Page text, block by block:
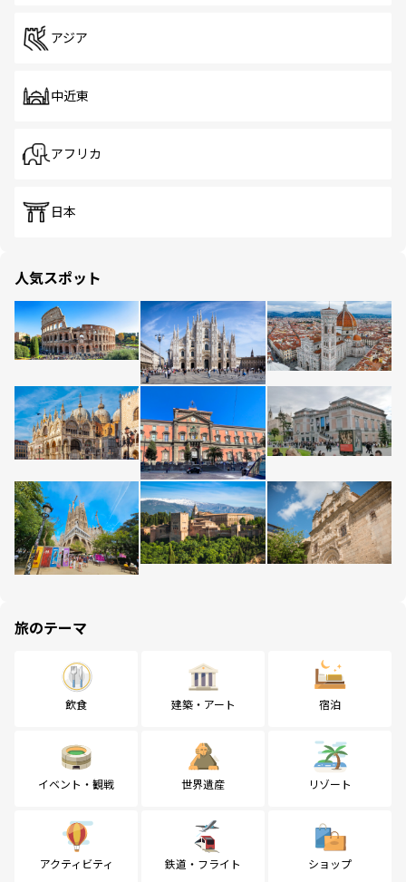
アジア
中近東
アフリカ
日本
人気スポット
旅のテーマ
飲食 建築・アート 宿泊
イベント・観戦 世界遺産 リゾート
アクティビティ 鉄道・フライト ショップ